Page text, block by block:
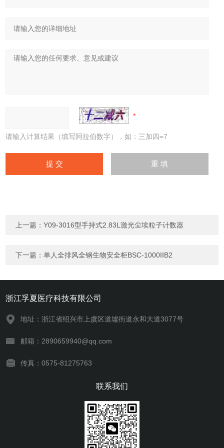
请输入计算结果（填写阿拉伯数字），如：三加四=7
上一篇：Y09-3016型手持式2.83L激光尘埃粒子计数器
下一篇：单人全排风全钢生物安全柜BSC-1000IIB2
浙江孚夏医疗科技有限公司
地址：浙江省绍兴市上虞区道墟街道永和大道3077号
邮箱：2890659940@qq.com
传真：0575-81275763
联系我们